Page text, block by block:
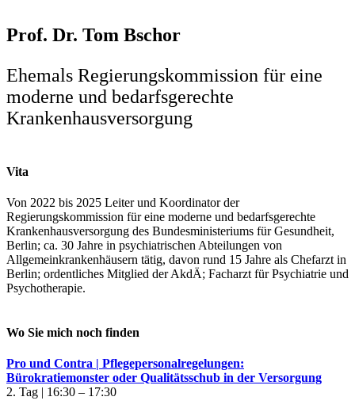
Prof. Dr. Tom Bschor
Ehemals Regierungskommission für eine
moderne und bedarfsgerechte
Krankenhausversorgung
Vita
Von 2022 bis 2025 Leiter und Koordinator der
Regierungskommission für eine moderne und bedarfsgerechte
Krankenhausversorgung des Bundesministeriums für Gesundheit,
Berlin; ca. 30 Jahre in psychiatrischen Abteilungen von
Allgemeinkrankenhäusern tätig, davon rund 15 Jahre als Chefarzt in
Berlin; ordentliches Mitglied der AkdÄ; Facharzt für Psychiatrie und
Psychotherapie.
Wo Sie mich noch finden
Pro und Contra | Pflegepersonalregelungen:
Bürokratiemonster oder Qualitätsschub in der Versorgung
2. Tag | 16:30 – 17:30